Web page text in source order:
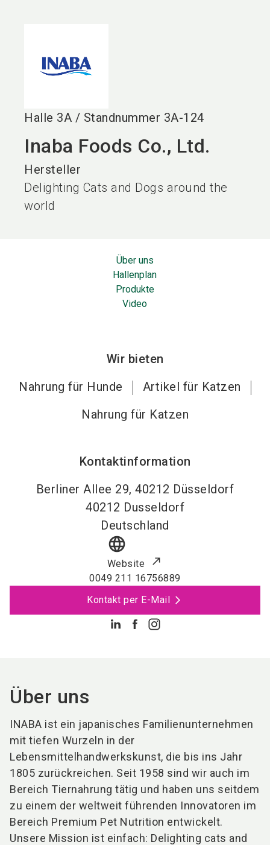
Halle 3A / Standnummer 3A-124
Inaba Foods Co., Ltd.
Hersteller
Delighting Cats and Dogs around the
world
Über uns
Hallenplan
Produkte
Video
Wir bieten
Nahrung für Hunde
Artikel für Katzen
Nahrung für Katzen
Kontaktinformation
Berliner Allee 29, 40212 Düsseldorf
40212 Dusseldorf
Deutschland
language
Website
0049 211 16756889
Kontakt per E-Mail
Über uns
INABA ist ein japanisches Familienunternehmen
mit tiefen Wurzeln in der
Lebensmittelhandwerkskunst, die bis ins Jahr
1805 zurückreichen. Seit 1958 sind wir auch im
Bereich Tiernahrung tätig und haben uns seitdem
zu einem der weltweit führenden Innovatoren im
Bereich Premium Pet Nutrition entwickelt.
Unsere Mission ist einfach: Delighting cats and